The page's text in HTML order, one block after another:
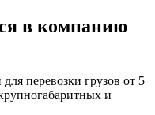
в компанию
перевозки грузов от 5
и